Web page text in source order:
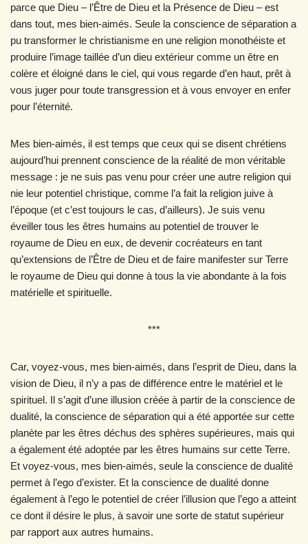
parce que Dieu – l’Être de Dieu et la Présence de Dieu – est
dans tout, mes bien-aimés. Seule la conscience de séparation a
pu transformer le christianisme en une religion monothéiste et
produire l’image taillée d’un dieu extérieur comme un être en
colère et éloigné dans le ciel, qui vous regarde d’en haut, prêt à
vous juger pour toute transgression et à vous envoyer en enfer
pour l’éternité.
Mes bien-aimés, il est temps que ceux qui se disent chrétiens
aujourd’hui prennent conscience de la réalité de mon véritable
message : je ne suis pas venu pour créer une autre religion qui
nie leur potentiel christique, comme l’a fait la religion juive à
l’époque (et c’est toujours le cas, d’ailleurs). Je suis venu
éveiller tous les êtres humains au potentiel de trouver le
royaume de Dieu en eux, de devenir cocréateurs en tant
qu’extensions de l’Être de Dieu et de faire manifester sur Terre
le royaume de Dieu qui donne à tous la vie abondante à la fois
matérielle et spirituelle.
***
Car, voyez-vous, mes bien-aimés, dans l’esprit de Dieu, dans la
vision de Dieu, il n’y a pas de différence entre le matériel et le
spirituel. Il s’agit d’une illusion créée à partir de la conscience de
dualité, la conscience de séparation qui a été apportée sur cette
planète par les êtres déchus des sphères supérieures, mais qui
a également été adoptée par les êtres humains sur cette Terre.
Et voyez-vous, mes bien-aimés, seule la conscience de dualité
permet à l’ego d’exister. Et la conscience de dualité donne
également à l’ego le potentiel de créer l’illusion que l’ego a atteint
ce dont il désire le plus, à savoir une sorte de statut supérieur
par rapport aux autres humains.